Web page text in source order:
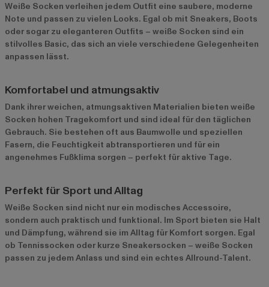
Weiße Socken verleihen jedem Outfit eine saubere, moderne
Note und passen zu vielen Looks. Egal ob mit Sneakers, Boots
oder sogar zu eleganteren Outfits – weiße Socken sind ein
stilvolles Basic, das sich an viele verschiedene Gelegenheiten
anpassen lässt.
Komfortabel und atmungsaktiv
Dank ihrer weichen, atmungsaktiven Materialien bieten weiße
Socken hohen Tragekomfort und sind ideal für den täglichen
Gebrauch. Sie bestehen oft aus Baumwolle und speziellen
Fasern, die Feuchtigkeit abtransportieren und für ein
angenehmes Fußklima sorgen – perfekt für aktive Tage.
Perfekt für Sport und Alltag
Weiße Socken sind nicht nur ein modisches Accessoire,
sondern auch praktisch und funktional. Im Sport bieten sie Halt
und Dämpfung, während sie im Alltag für Komfort sorgen. Egal
ob Tennissocken oder kurze Sneakersocken – weiße Socken
passen zu jedem Anlass und sind ein echtes Allround-Talent.